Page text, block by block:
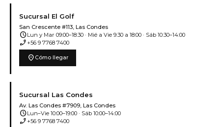
Sucursal El Golf
San Crescente #113, Las Condes
scheduleLun y Mar 09:00–18:30 · Mié a Vie 9:30 a 18:00 · Sáb 10:30–14:00
phone_enabled +56 9 7768 7400
location_on Cómo llegar
Sucursal Las Condes
Av. Las Condes #7909, Las Condes
scheduleLun–Vie 10:00–19:00 · Sáb 10:00–14:00
phone_enabled +56 9 7768 7400